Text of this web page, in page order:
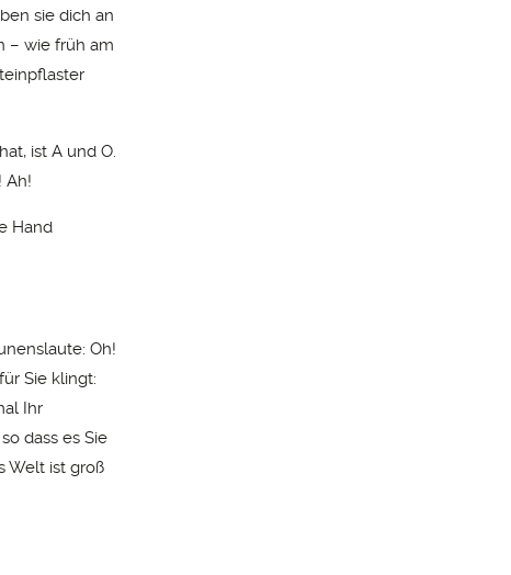
sie dich an
– wie früh am
ist A und O.
Ah!
Hand
Oh!
Sie klingt:
Ihr
dass es Sie
Welt ist groß